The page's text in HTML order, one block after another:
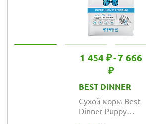
1 454 ₽-7 666
₽
BEST DINNER
Сухой корм Best
Dinner Puppy